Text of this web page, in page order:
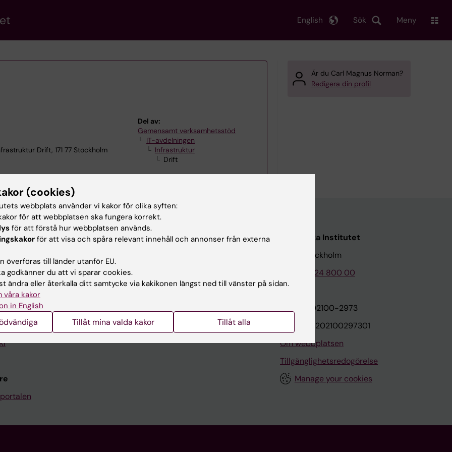
Sök
English Meny
Drift, 171 77 Stockholm
Del av:
Gemensamt verksamhetsstöd
IT-avdelningen
Infrastruktur
Drift
Är du Carl Magnus Norman?
Redigera din profil
Kontakta och besök KI
Stöd forskning och utbildning
Kontakta presstjänsten
Karolinska Institutet
171 77 Stockholm
Tel: 08-524 800 00
Org.nr: 202100-2973
VAT.nr: SE202100297301
Om webbplatsen
Tillgänglighetsredogörelse
Manage your cookies
(cookies)
webbplats använder vi kakor för olika syften:
för att webbplatsen ska fungera korrekt.
för att förstå hur webbplatsen används.
för att visa och spåra relevant innehåll och annonser från externa
överföras till länder utanför EU.
godkänner du att vi sparar cookies.
ändra eller återkalla ditt samtycke via kakikonen längst ned till vänster på sidan.
våra kakor
in English
Tillåt mina valda kakor Tillåt alla